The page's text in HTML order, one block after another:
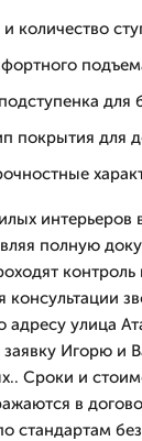
количество
для
покрытия для
интерьеров
полную
контроль
улица
Игорю и
Сроки и
в
стандартам